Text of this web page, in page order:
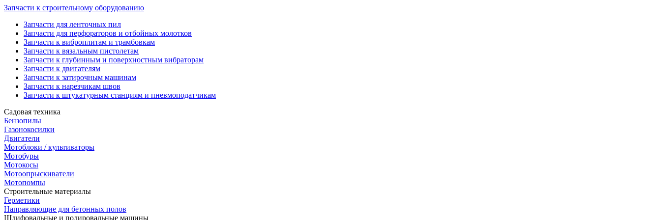
Запчасти к строительному оборудованию
Запчасти для ленточных пил
Запчасти для перфораторов и отбойных молотков
Запчасти к виброплитам и трамбовкам
Запчасти к вязальным пистолетам
Запчасти к глубинным и поверхностным вибраторам
Запчасти к двигателям
Запчасти к затирочным машинам
Запчасти к нарезчикам швов
Запчасти к штукатурным станциям и пневмоподатчикам
Садовая техника
Бензопилы
Газонокосилки
Двигатели
Мотоблоки / культиваторы
Мотобуры
Мотокосы
Мотоопрыскиватели
Мотопомпы
Строительные материалы
Герметики
Направляющие для бетонных полов
Шлифовальные и полировальные машины